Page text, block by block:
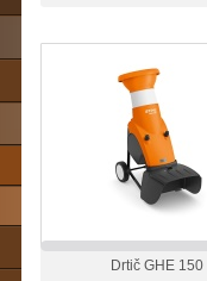
Drtič GHE 150